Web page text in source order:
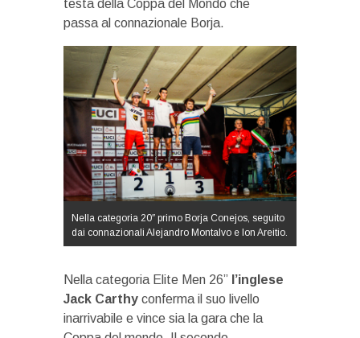
testa della Coppa del Mondo che
passa al connazionale Borja.
Nella categoria 20″ primo Borja Conejos, seguito
dai connazionali Alejandro Montalvo e Ion Areitio.
Nella categoria Elite Men 26’’ l’inglese
Jack Carthy conferma il suo livello
inarrivabile e vince sia la gara che la